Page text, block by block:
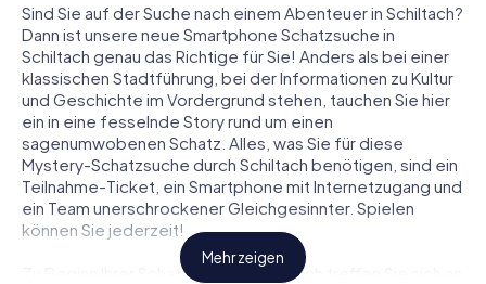
Sind Sie auf der Suche nach einem Abenteuer in Schiltach?
Dann ist unsere neue Smartphone Schatzsuche in
Schiltach genau das Richtige für Sie! Anders als bei einer
klassischen Stadtführung, bei der Informationen zu Kultur
und Geschichte im Vordergrund stehen, tauchen Sie hier
ein in eine fesselnde Story rund um einen
sagenumwobenen Schatz. Alles, was Sie für diese
Mystery-Schatzsuche durch Schiltach benötigen, sind ein
Teilnahme-Ticket, ein Smartphone mit Internetzugang und
ein Team unerschrockener Gleichgesinnter. Spielen
können Sie jederzeit!
Zu Beginn Ihrer Schatzsuche in Schiltach treffen Sie sich an
Mehr zeigen